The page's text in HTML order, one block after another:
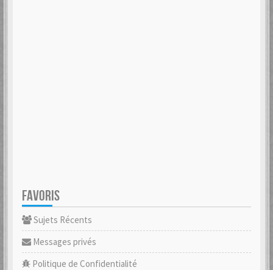
FAVORIS
Sujets Récents
Messages privés
Politique de Confidentialité